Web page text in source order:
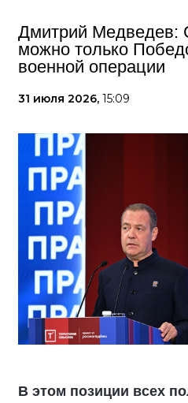
Дмитрий Медведев:
можно только
военной операции
31 июля 2026, 15:09
В этом позиции всех